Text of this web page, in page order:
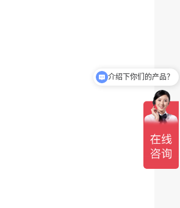
介绍下你们的产品？
产品报价多少呢？